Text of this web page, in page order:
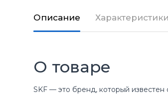
Описание Характеристики
О товаре
SKF — это бренд, который